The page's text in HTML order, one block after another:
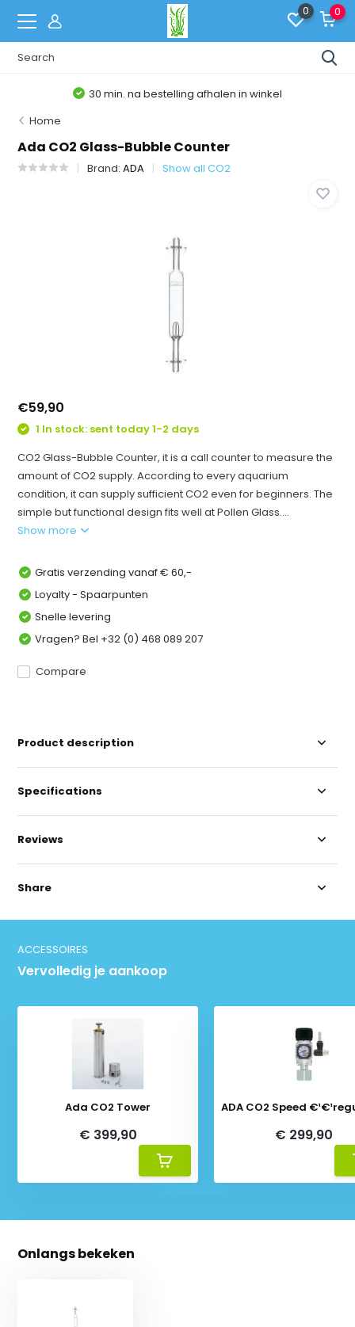
0 0
30 min. na bestelling afhalen in winkel
Home
Ada CO2 Glass-Bubble Counter
Brand:ADA Show all CO2
€59,90
1 In stock: sent today 1-2 days
CO2 Glass-Bubble Counter, it is a call counter to measure the
amount of CO2 supply. According to every aquarium
condition, it can supply sufficient CO2 even for beginners. The
simple but functional design fits well at Pollen Glass....
Show more
Gratis verzending vanaf € 60,-
Loyalty - Spaarpunten
Snelle levering
Vragen? Bel +32 (0) 468 089 207
Compare
Product description
Specifications
Reviews
Share
ACCESSOIRES
Vervolledig je aankoop
Ada CO2 Tower
€ 399,90
ADA CO2 Speed
€ 299,90
Onlangs bekeken